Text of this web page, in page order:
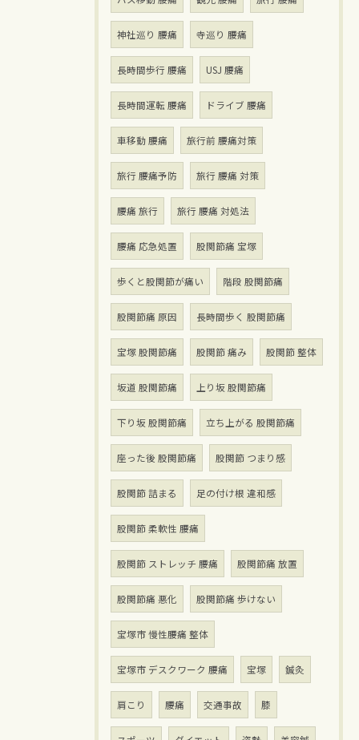
神社巡り 腰痛 寺巡り 腰痛
長時間歩行 腰痛 USJ 腰痛
長時間運転 腰痛 ドライブ 腰痛
車移動 腰痛 旅行前 腰痛対策
旅行 腰痛予防 旅行 腰痛 対策
腰痛 旅行 旅行 腰痛 対処法
腰痛 応急処置 股関節痛 宝塚
歩くと股関節が痛い 階段 股関節痛
股関節痛 原因 長時間歩く 股関節痛
宝塚 股関節痛 股関節 痛み 股関節 整体
坂道 股関節痛 上り坂 股関節痛
下り坂 股関節痛 立ち上がる 股関節痛
座った後 股関節痛 股関節 つまり感
股関節 詰まる 足の付け根 違和感
股関節 柔軟性 腰痛
股関節 ストレッチ 腰痛 股関節痛 放置
股関節痛 悪化 股関節痛 歩けない
宝塚市 慢性腰痛 整体
宝塚市 デスクワーク 腰痛 宝塚 鍼灸
肩こり 腰痛 交通事故 膝